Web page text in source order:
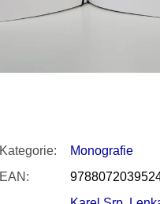
Kategorie:
Monografie
EAN :